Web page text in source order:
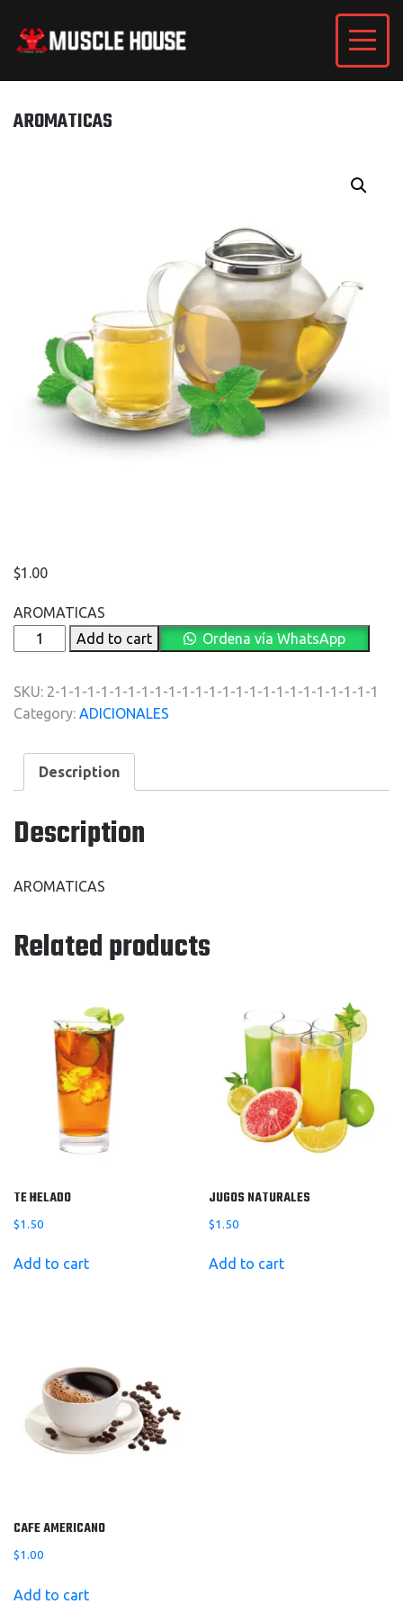
AROMATICAS
$1.00
AROMATICAS
AROMATICAS
quantity
Add to cart Ordena vía WhatsApp
SKU: 2-1-1-1-1-1-1-1-1-1-1-1-1-1-1-1-1-1-1-1-1-1-1-1-1
Category: ADICIONALES
Description
Description
AROMATICAS
Related products
TE HELADO
$1.50
Add to cart
JUGOS NATURALES
$1.50
Add to cart
CAFE AMERICANO
$1.00
Add to cart